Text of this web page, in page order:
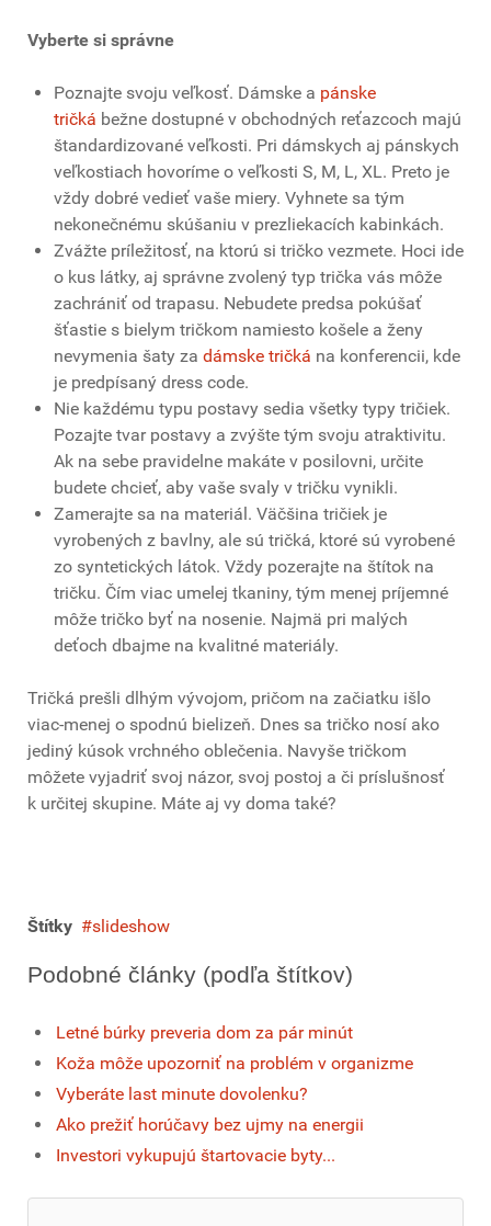
Vyberte si správne
Poznajte svoju veľkosť. Dámske a pánske
tričká bežne dostupné v obchodných reťazcoch majú
štandardizované veľkosti. Pri dámskych aj pánskych
veľkostiach hovoríme o veľkosti S, M, L, XL. Preto je
vždy dobré vedieť vaše miery. Vyhnete sa tým
nekonečnému skúšaniu v prezliekacích kabinkách.
Zvážte príležitosť, na ktorú si tričko vezmete. Hoci ide
o kus látky, aj správne zvolený typ trička vás môže
zachrániť od trapasu. Nebudete predsa pokúšať
šťastie s bielym tričkom namiesto košele a ženy
nevymenia šaty za dámske tričká na konferencii, kde
je predpísaný dress code.
Nie každému typu postavy sedia všetky typy tričiek.
Pozajte tvar postavy a zvýšte tým svoju atraktivitu.
Ak na sebe pravidelne makáte v posilovni, určite
budete chcieť, aby vaše svaly v tričku vynikli.
Zamerajte sa na materiál. Väčšina tričiek je
vyrobených z bavlny, ale sú tričká, ktoré sú vyrobené
zo syntetických látok. Vždy pozerajte na štítok na
tričku. Čím viac umelej tkaniny, tým menej príjemné
môže tričko byť na nosenie. Najmä pri malých
deťoch dbajme na kvalitné materiály.
Tričká prešli dlhým vývojom, pričom na začiatku išlo
viac-menej o spodnú bielizeň. Dnes sa tričko nosí ako
jediný kúsok vrchného oblečenia. Navyše tričkom
môžete vyjadriť svoj názor, svoj postoj a či príslušnosť
k určitej skupine. Máte aj vy doma také?
Štítky slideshow
Podobné články (podľa štítkov)
Letné búrky preveria dom za pár minút
Koža môže upozorniť na problém v organizme
Vyberáte last minute dovolenku?
Ako prežiť horúčavy bez ujmy na energii
Investori vykupujú štartovacie byty...